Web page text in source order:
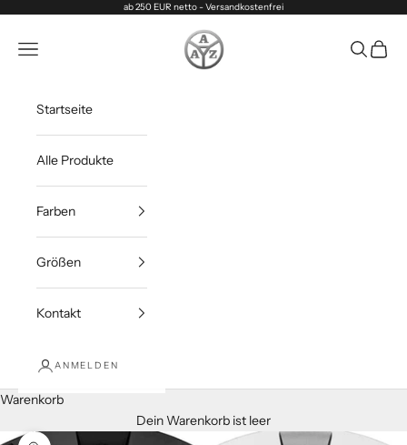
ab 250 EUR netto - Versandkostenfrei
ALBRECHT-AUTO-ZUBEHÖR
Menü Suchen
Startseite
Alle Produkte
Farben
Größen
Kontakt
ANMELDEN
Warenkorb
Dein Warenkorb ist leer